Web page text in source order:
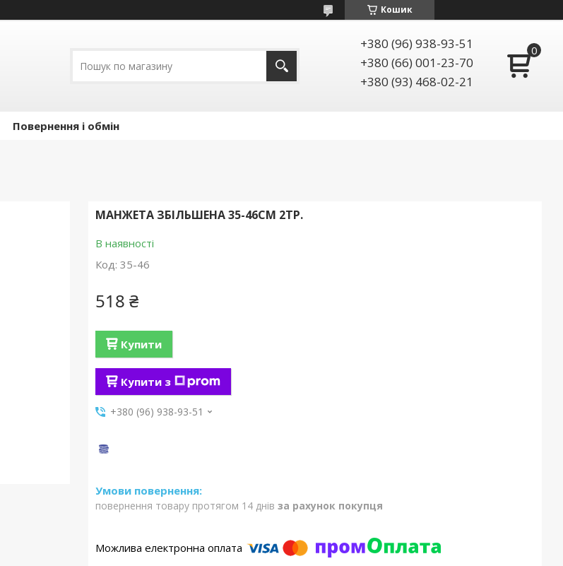
Кошик
+380 (96) 938-93-51
+380 (66) 001-23-70
+380 (93) 468-02-21
Повернення і обмін
МАНЖЕТА ЗБІЛЬШЕНА 35-46СМ 2ТР.
В наявності
Код: 35-46
518 ₴
Купити
Купити з
+380 (96) 938-93-51
повернення товару протягом 14 днів за рахунок покупця